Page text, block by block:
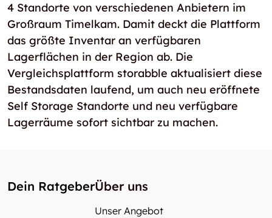
4 Standorte von verschiedenen Anbietern im
Großraum Timelkam. Damit deckt die Plattform
das größte Inventar an verfügbaren
Lagerflächen in der Region ab. Die
Vergleichsplattform storabble aktualisiert diese
Bestandsdaten laufend, um auch neu eröffnete
Self Storage Standorte und neu verfügbare
Lagerräume sofort sichtbar zu machen.
Dein RatgeberÜber uns
Unser Angebot